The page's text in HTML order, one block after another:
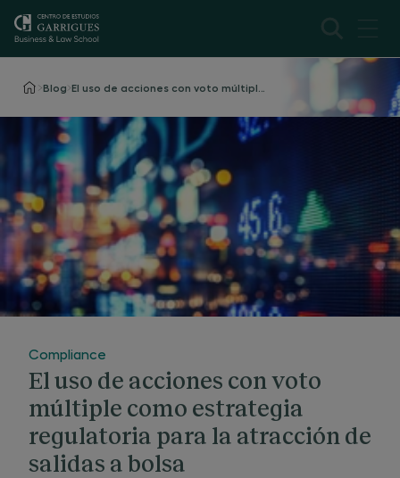
Blog
Compliance
El uso de acciones con voto
múltiple como estrategia
regulatoria para la atracción de
salidas a bolsa